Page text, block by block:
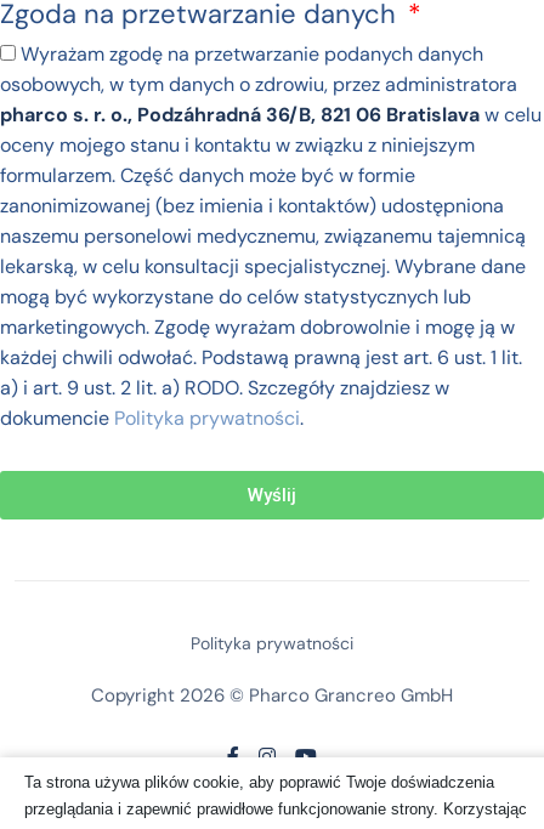
Zgoda na przetwarzanie danych
Wyrażam zgodę na przetwarzanie podanych danych
osobowych, w tym danych o zdrowiu, przez administratora
pharco s. r. o., Podzáhradná 36/B, 821 06 Bratislavaw celu
oceny mojego stanu i kontaktu w związku z niniejszym
formularzem. Część danych może być w formie
zanonimizowanej (bez imienia i kontaktów) udostępniona
naszemu personelowi medycznemu, związanemu tajemnicą
lekarską, w celu konsultacji specjalistycznej. Wybrane dane
mogą być wykorzystane do celów statystycznych lub
marketingowych. Zgodę wyrażam dobrowolnie i mogę ją w
każdej chwili odwołać. Podstawą prawną jest art. 6 ust. 1 lit.
a) i art. 9 ust. 2 lit. a) RODO. Szczegóły znajdziesz w
dokumencie Polityka prywatności.
Wyślij
Polityka prywatności
Copyright 2026 © Pharco Grancreo GmbH
Wróć na górę
Ta strona używa plików cookie, aby poprawić Twoje doświadczenia
przeglądania i zapewnić prawidłowe funkcjonowanie strony. Korzystając